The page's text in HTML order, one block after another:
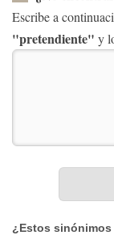
Escribe a
"pretendiente" y
¿Estos